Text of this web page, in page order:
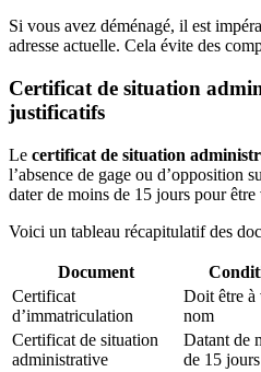
Si vous avez déménagé, il est
adresse actuelle. Cela évite des
Certificat de situation
justificatifs
Le certificat de situation
l’absence de gage ou d’opposition
dater de moins de 15 jours pour
Voici un tableau récapitulatif des
Document
Certificat
d’immatriculation
Doit être à
nom
Certificat de situation
administrative
Datant de
de 15 jours